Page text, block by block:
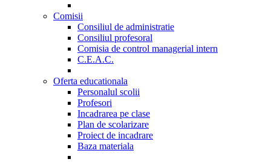
Comisii
Consiliul de administratie
Consiliul profesoral
Comisia de control managerial intern
C.E.A.C.
Oferta educationala
Personalul scolii
Profesori
Incadrarea pe clase
Plan de scolarizare
Proiect de incadrare
Baza materiala